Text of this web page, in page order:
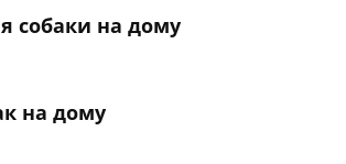
собаки на дому
на дому